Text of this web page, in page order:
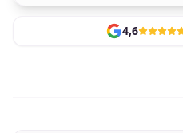
4,6